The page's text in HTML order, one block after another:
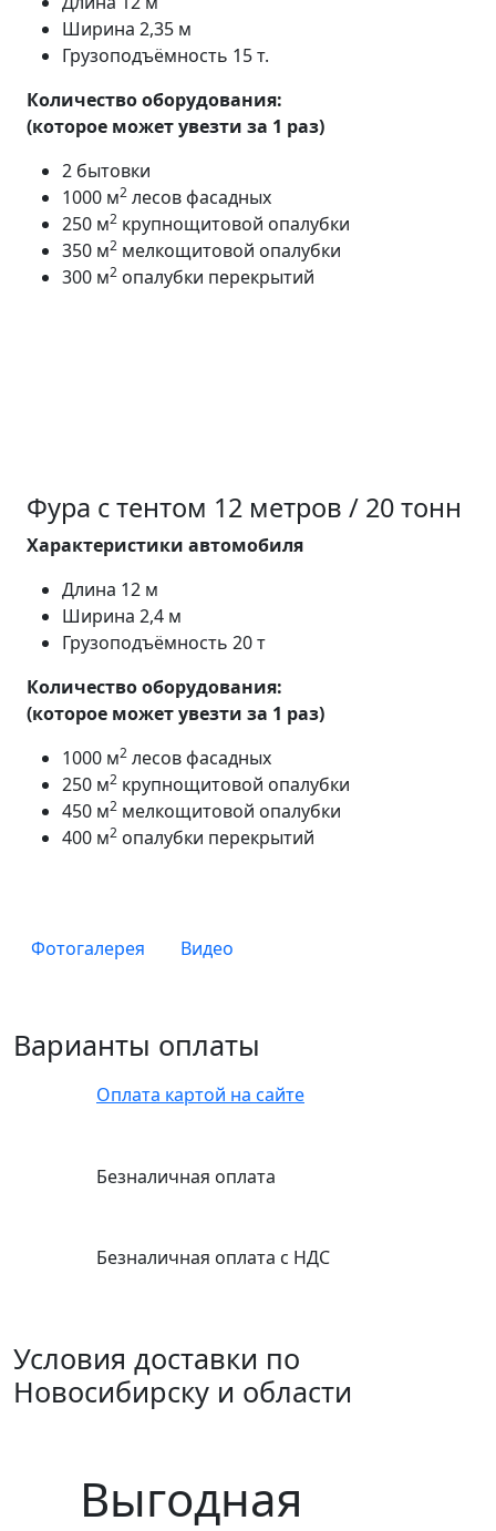
Ширина 2,35 м
Грузоподъёмность 15 т.
Количество оборудования:
(которое может увезти за 1 раз)
2 бытовки
1000 м2 лесов фасадных
250 м2 крупнощитовой опалубки
350 м2 мелкощитовой опалубки
300 м2 опалубки перекрытий
Фура с тентом 12 метров / 20 тонн
Характеристики автомобиля
Длина 12 м
Ширина 2,4 м
Грузоподъёмность 20 т
Количество оборудования:
(которое может увезти за 1 раз)
1000 м2 лесов фасадных
250 м2 крупнощитовой опалубки
450 м2 мелкощитовой опалубки
400 м2 опалубки перекрытий
Фотогалерея Видео
Варианты оплаты
Оплата картой на сайте
Безналичная оплата
Безналичная оплата с НДС
Условия доставки по
Новосибирску и области
Выгодная